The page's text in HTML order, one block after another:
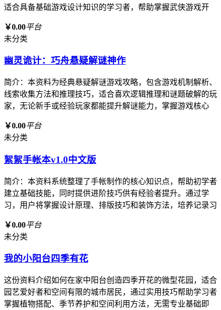
适合具备基础游戏设计知识的学习者，帮助掌握武侠游戏开
￥0.00平台
未分类
幽灵诡计：巧舟悬疑解谜神作
简介：本资料为经典悬疑解谜游戏攻略，包含游戏机制解析、
线索收集方法和推理技巧，适合喜欢逻辑推理和谜题破解的玩
家，无论新手或经验玩家都能提升解谜能力，掌握游戏核心
￥0.00平台
未分类
絮絮手帐本v1.0中文版
简介：本资料系统整理了手帐制作的核心知识点，帮助初学者
建立基础技能，同时提供进阶技巧供有经验者提升。通过学
习，用户将掌握设计原理、排版技巧和装饰方法，培养记录习
￥0.00平台
未分类
我的小阳台四季有花
这份资料介绍如何在家中阳台创造四季开花的微型花园，适合
园艺爱好者和空间有限的城市居民，通过实用技巧帮助学习者
掌握植物搭配、季节养护和空间利用方法，无需专业基础即